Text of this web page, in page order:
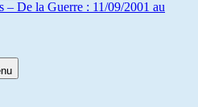
– De la Guerre : 11/09/2001 au